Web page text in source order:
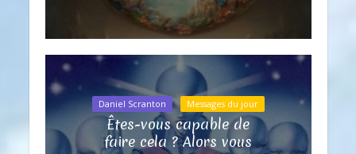
Daniel Scranton Messages du jour
Êtes-vous capable de
faire cela ? Alors vous